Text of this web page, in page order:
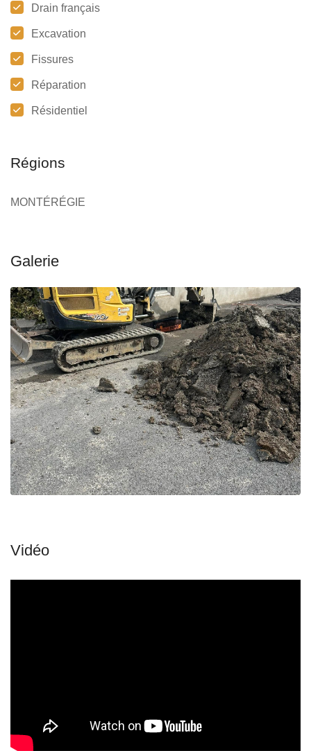
Drain français
Excavation
Fissures
Réparation
Résidentiel
Régions
MONTÉRÉGIE